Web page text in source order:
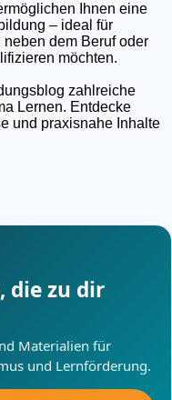
Ihnen eine
– ideal für
dem Beruf oder
möchten.
zahlreiche
Lernen. Entdecke
und praxisnahe Inhalte
die zu dir
Materialien für
und Lernförderung.